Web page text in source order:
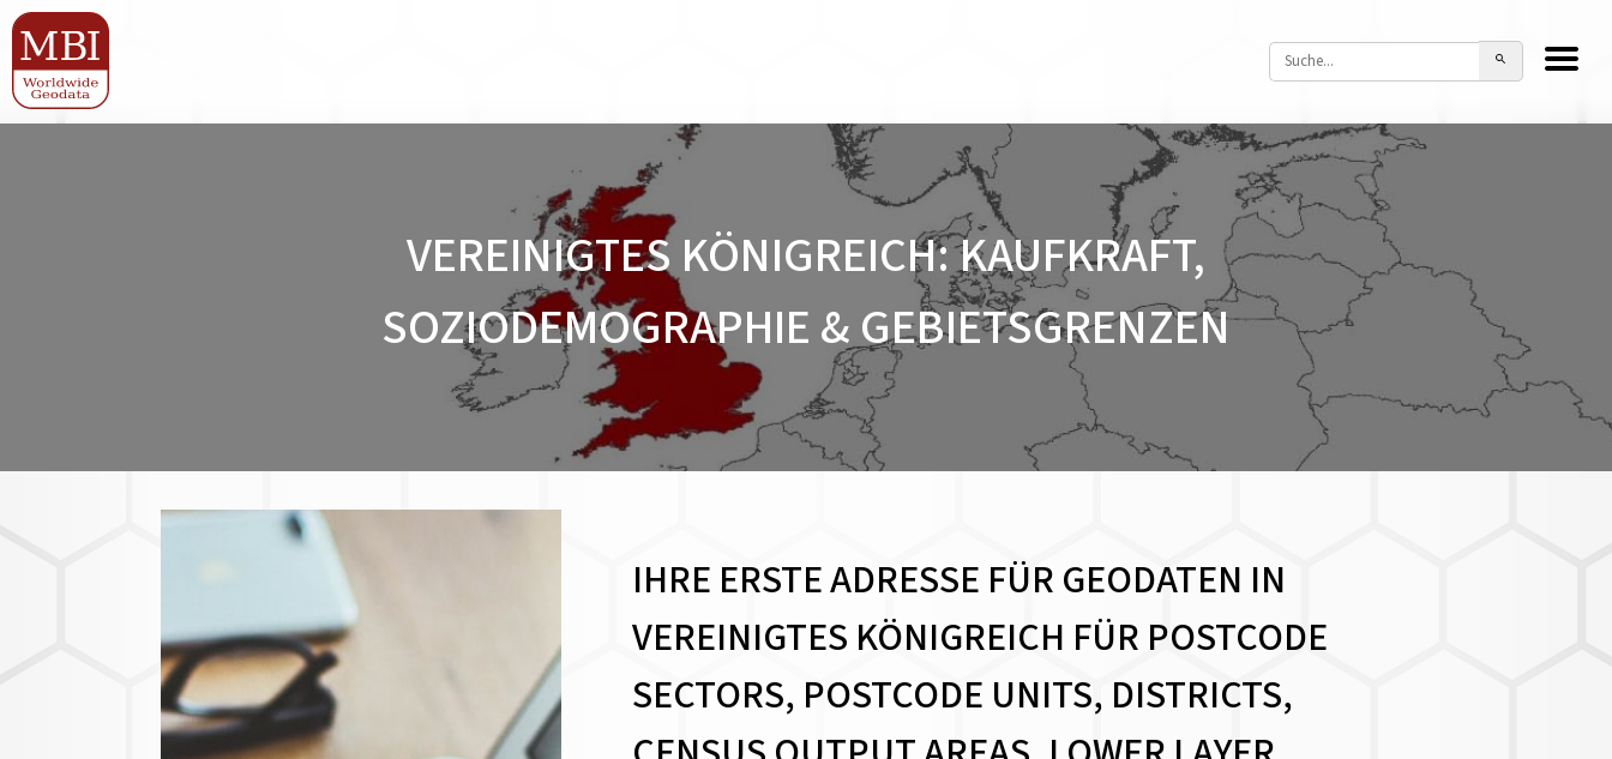
VEREINIGTES KÖNIGREICH: KAUFKRAFT,
SOZIODEMOGRAPHIE & GEBIETSGRENZEN
IHRE ERSTE ADRESSE FÜR GEODATEN IN
VEREINIGTES KÖNIGREICH FÜR POSTCODE
SECTORS, POSTCODE UNITS, DISTRICTS,